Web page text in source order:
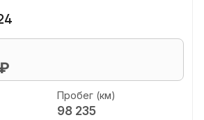
Пробег (км)
98 235